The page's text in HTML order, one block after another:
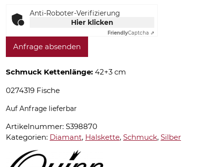
Anti-Roboter-Verifizierung
Hier klicken
FriendlyCaptcha ⇗
Anfrage absenden
Schmuck Kettenlänge: 42+3 cm
0274319 Fische
Auf Anfrage lieferbar
Artikelnummer: S398870
Kategorien: Diamant, Halskette, Schmuck, Silber